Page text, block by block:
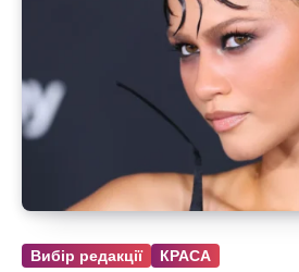
Вибір редакції КРАСА